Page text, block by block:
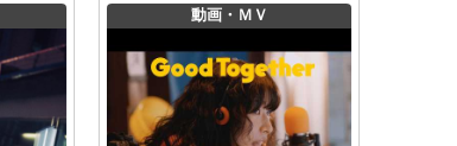
動画・ＭＶ